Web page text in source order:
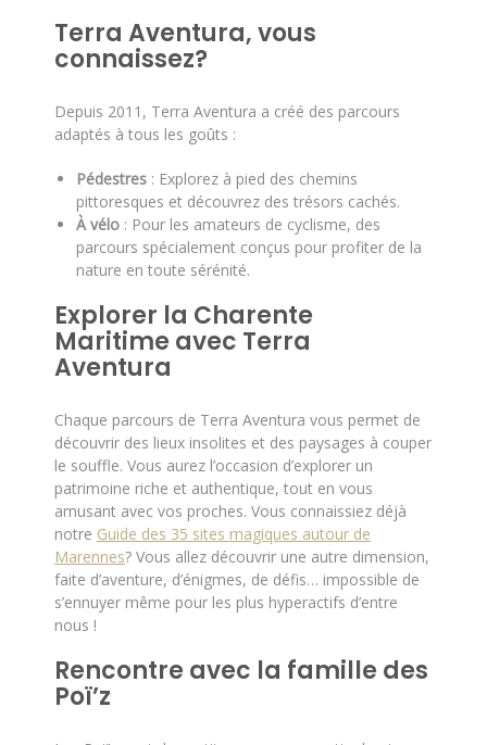
Terra Aventura, vous
connaissez?
Depuis 2011, Terra Aventura a créé des parcours
adaptés à tous les goûts :
Pédestres : Explorez à pied des chemins
pittoresques et découvrez des trésors cachés.
À vélo : Pour les amateurs de cyclisme, des
parcours spécialement conçus pour profiter de la
nature en toute sérénité.
Explorer la Charente
Maritime avec Terra
Aventura
Chaque parcours de Terra Aventura vous permet de
découvrir des lieux insolites et des paysages à couper
le souffle. Vous aurez l’occasion d’explorer un
patrimoine riche et authentique, tout en vous
amusant avec vos proches. Vous connaissiez déjà
notre Guide des 35 sites magiques autour de
Marennes? Vous allez découvrir une autre dimension,
faite d’aventure, d’énigmes, de défis… impossible de
s’ennuyer même pour les plus hyperactifs d’entre
nous !
Rencontre avec la famille des
Poï’z